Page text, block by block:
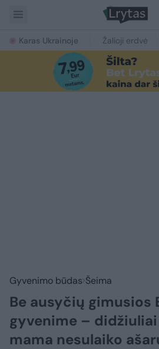
Karas Ukrainoje Žalioji erdvė
Gyvenimo būdas Šeima
Be ausyčių gimusios
gyvenime –
mama nesulaiko